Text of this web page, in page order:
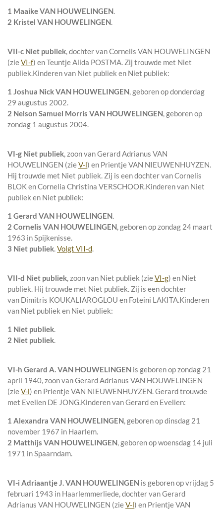
1 Maaike VAN HOUWELINGEN.
2 Kristel VAN HOUWELINGEN.
VII-c Niet publiek, dochter vanCornelis VAN HOUWELINGEN
(zieVI-f) enTeuntje Alida POSTMA. Zij trouwde met Niet
publiek.Kinderen van Niet publiek en Niet publiek:
1 Joshua Nick VAN HOUWELINGEN, geboren op donderdag
29 augustus 2002.
2 Nelson Samuel Morris VAN HOUWELINGEN, geboren op
zondag 1 augustus 2004.
VI-g Niet publiek, zoon vanGerard Adrianus VAN
HOUWELINGEN (zieV-l) en Prientje VAN NIEUWENHUYZEN.
Hij trouwde met Niet publiek. Zij is een dochter vanCornelis
BLOK enCornelia Christina VERSCHOOR.Kinderen van Niet
publiek en Niet publiek:
1 Gerard VAN HOUWELINGEN.
2 Cornelis VAN HOUWELINGEN, geboren op zondag 24 maart
1963 inSpijkenisse.
3 Niet publiek.Volgt VII-d.
VII-d Niet publiek, zoon van Niet publiek (zieVI-g) en Niet
publiek. Hij trouwde met Niet publiek. Zij is een dochter
van Dimitris KOUKALIAROGLOU en Foteini LAKITA.Kinderen
van Niet publiek en Niet publiek:
1 Niet publiek.
2 Niet publiek.
VI-h Gerard A. VAN HOUWELINGEN is geboren op zondag 21
april 1940, zoon vanGerard Adrianus VAN HOUWELINGEN
(zieV-l) en Prientje VAN NIEUWENHUYZEN. Gerard trouwde
met Evelien DE JONG.Kinderen van Gerard en Evelien:
1 Alexandra VAN HOUWELINGEN, geboren op dinsdag 21
november 1967 in Haarlem.
2 Matthijs VAN HOUWELINGEN, geboren op woensdag 14 juli
1971 inSpaarndam.
VI-i Adriaantje J. VAN HOUWELINGEN is geboren op vrijdag 5
februari 1943 in Haarlemmerliede, dochter vanGerard
Adrianus VAN HOUWELINGEN (zieV-l) en Prientje VAN